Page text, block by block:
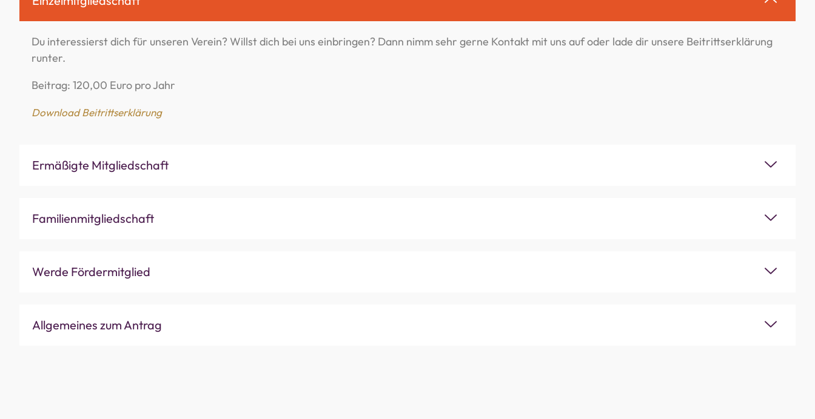
Du interessierst dich für unseren Verein? Willst dich bei uns einbringen? Dann nimm sehr gerne Kontakt mit uns auf oder lade dir unsere Beitrittserklärung
runter.
Beitrag: 120,00 Euro pro Jahr
Download Beitrittserklärung
Ermäßigte Mitgliedschaft
Familienmitgliedschaft
Werde Fördermitglied
Allgemeines zum Antrag